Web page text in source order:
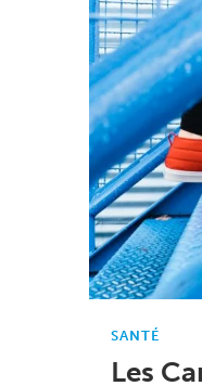
SANTÉ
Les